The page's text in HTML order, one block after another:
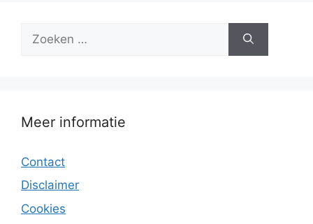
naar:
Meer informatie
Contact
Disclaimer
Cookies